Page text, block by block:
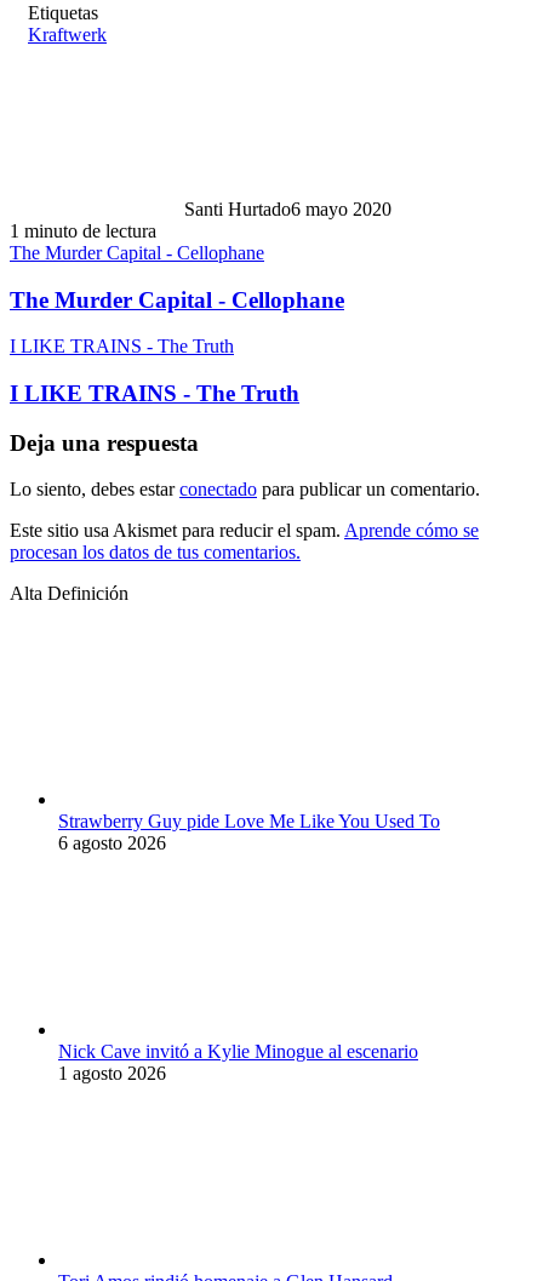
Etiquetas
Kraftwerk
Santi Hurtado6 mayo 2020
1 minuto de lectura
The Murder Capital - Cellophane
The Murder Capital - Cellophane
I LIKE TRAINS - The Truth
I LIKE TRAINS - The Truth
Deja una respuesta
Lo siento, debes estarconectado para publicar un comentario.
Este sitio usa Akismet para reducir el spam. Aprende cómo se
procesan los datos de tus comentarios.
Alta Definición
Strawberry Guy pide Love Me Like You Used To
6 agosto 2026
Nick Cave invitó a Kylie Minogue al escenario
1 agosto 2026